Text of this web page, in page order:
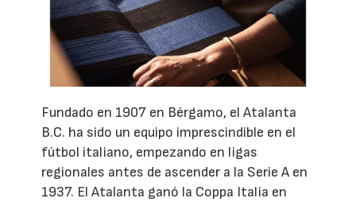
Fundado en 1907 en Bérgamo, el Atalanta
B.C. ha sido un equipo imprescindible en el
fútbol italiano, empezando en ligas
regionales antes de ascender a la Serie A en
1937. El Atalanta ganó la Coppa Italia en